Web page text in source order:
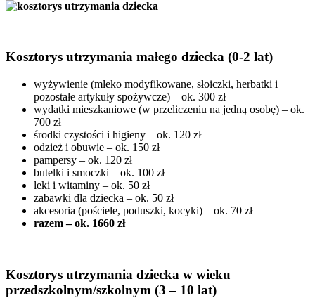
Kosztorys utrzymania małego dziecka (0-2 lat)
wyżywienie (mleko modyfikowane, słoiczki, herbatki i
pozostałe artykuły spożywcze) – ok. 300 zł
wydatki mieszkaniowe (w przeliczeniu na jedną osobę) – ok.
700 zł
środki czystości i higieny – ok. 120 zł
odzież i obuwie – ok. 150 zł
pampersy – ok. 120 zł
butelki i smoczki – ok. 100 zł
leki i witaminy – ok. 50 zł
zabawki dla dziecka – ok. 50 zł
akcesoria (pościele, poduszki, kocyki) – ok. 70 zł
razem – ok. 1660 zł
Kosztorys utrzymania dziecka w wieku
przedszkolnym/szkolnym (3 – 10 lat)